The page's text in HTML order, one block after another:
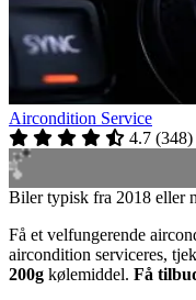
Aircondition Service
4.7 (348)
Biler typisk fra 2018 eller
Få et velfungerende
aircondition serviceres,
200g kølemiddel. Få